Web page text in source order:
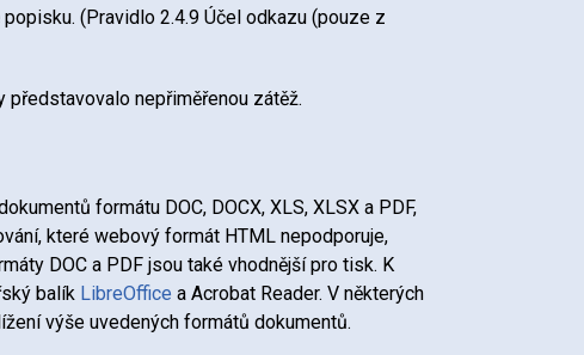
(Pravidlo 2.4.9 Účel odkazu (pouze z
nepřiměřenou zátěž.
formátu DOC, DOCX, XLS, XLSX a PDF,
které webový formát HTML nepodporuje,
DOC a PDF jsou také vhodnější pro tisk. K
balík LibreOffice a Acrobat Reader. V některých
výše uvedených formátů dokumentů.